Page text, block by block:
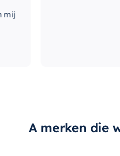
A merken die